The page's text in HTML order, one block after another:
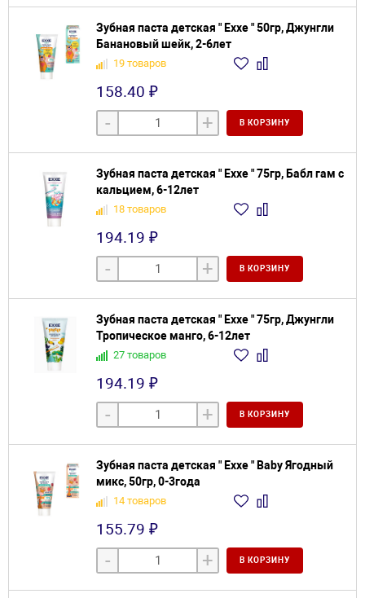
Зубная паста детская " Exxe " 50гр, Джунгли
Банановый шейк, 2-6лет
19 товаров
158.40 ₽
- + В КОРЗИНУ
Зубная паста детская " Exxe " 75гр, Бабл гам с
кальцием, 6-12лет
18 товаров
194.19 ₽
- + В КОРЗИНУ
Зубная паста детская " Exxe " 75гр, Джунгли
Тропическое манго, 6-12лет
27 товаров
194.19 ₽
- + В КОРЗИНУ
Зубная паста детская " Exxe " Baby Ягодный
микс, 50гр, 0-3года
14 товаров
155.79 ₽
- + В КОРЗИНУ